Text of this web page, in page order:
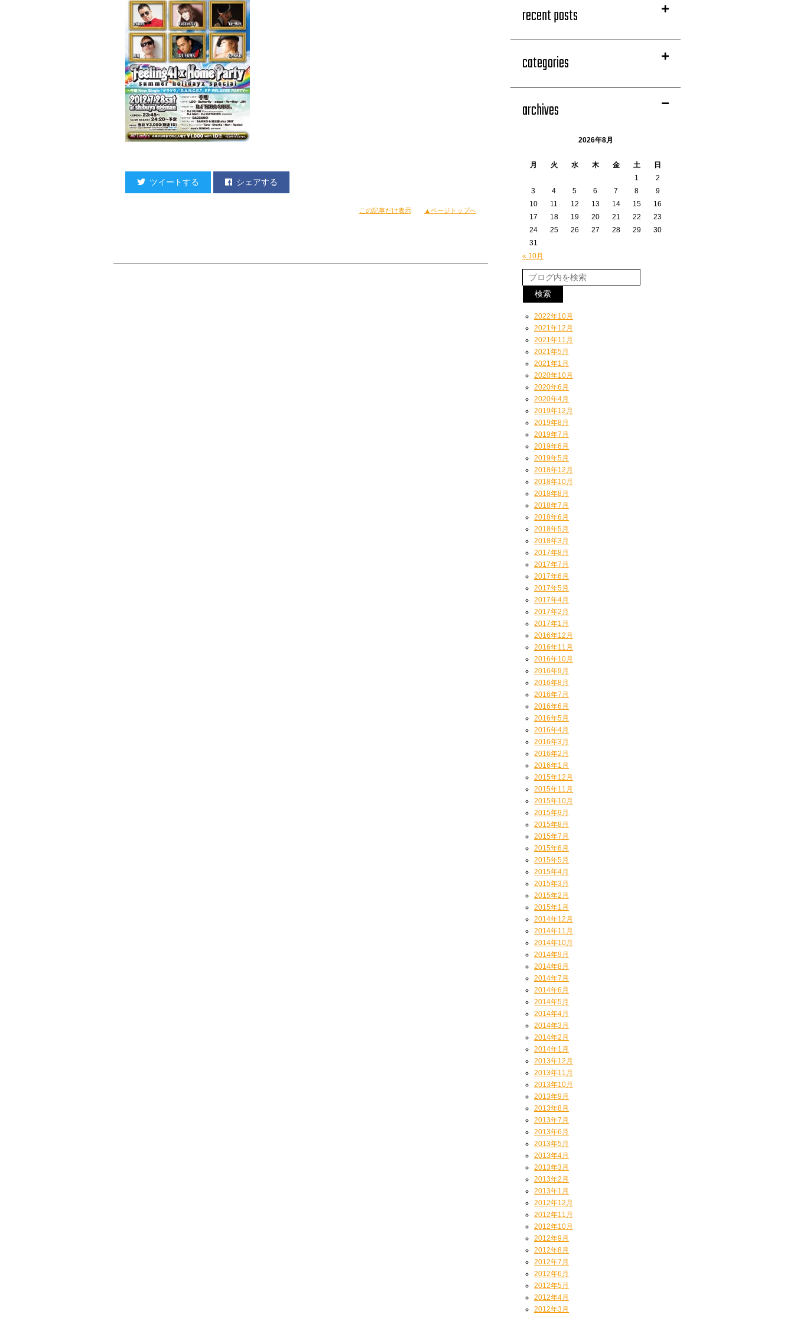
ツイートする シェアする
この記事だけ表示 ▲ページトップへ
recent posts
categories
archives
2026年8月
月 火 水 木 金 土
日
1
2
3
4 5 6 7 8
9
10
11 12 13 14 15
16
17
18 19 20 21 22
23
24
25 26 27 28 29
30
31
« 10月
2022年10月
2021年12月
2021年11月
2021年5月
2021年1月
2020年10月
2020年6月
2020年4月
2019年12月
2019年8月
2019年7月
2019年6月
2019年5月
2018年12月
2018年10月
2018年8月
2018年7月
2018年6月
2018年5月
2018年3月
2017年8月
2017年7月
2017年6月
2017年5月
2017年4月
2017年2月
2017年1月
2016年12月
2016年11月
2016年10月
2016年9月
2016年8月
2016年7月
2016年6月
2016年5月
2016年4月
2016年3月
2016年2月
2016年1月
2015年12月
2015年11月
2015年10月
2015年9月
2015年8月
2015年7月
2015年6月
2015年5月
2015年4月
2015年3月
2015年2月
2015年1月
2014年12月
2014年11月
2014年10月
2014年9月
2014年8月
2014年7月
2014年6月
2014年5月
2014年4月
2014年3月
2014年2月
2014年1月
2013年12月
2013年11月
2013年10月
2013年9月
2013年8月
2013年7月
2013年6月
2013年5月
2013年4月
2013年3月
2013年2月
2013年1月
2012年12月
2012年11月
2012年10月
2012年9月
2012年8月
2012年7月
2012年6月
2012年5月
2012年4月
2012年3月